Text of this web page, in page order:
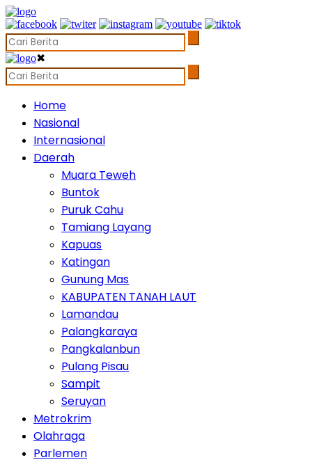
✖
Home
Nasional
Internasional
Daerah
Muara Teweh
Buntok
Puruk Cahu
Tamiang Layang
Kapuas
Katingan
Gunung Mas
KABUPATEN TANAH LAUT
Lamandau
Palangkaraya
Pangkalanbun
Pulang Pisau
Sampit
Seruyan
Metrokrim
Olahraga
Parlemen